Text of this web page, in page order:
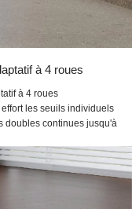
à 4 roues
à 4 roues
les seuils individuels
doubles continues jusqu'à